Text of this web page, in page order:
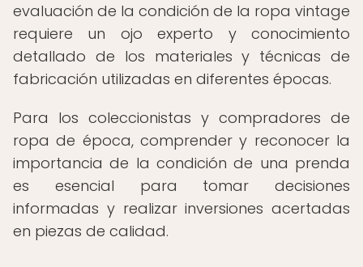
evaluación de la condición de la ropa vintage
requiere un ojo experto y conocimiento
detallado de los materiales y técnicas de
fabricación utilizadas en diferentes épocas.
Para los coleccionistas y compradores de
ropa de época, comprender y reconocer la
importancia de la condición de una prenda
es esencial para tomar decisiones
informadas y realizar inversiones acertadas
en piezas de calidad.